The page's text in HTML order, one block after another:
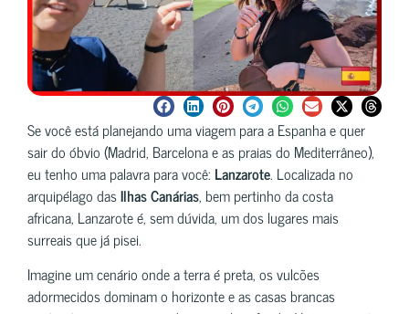
Se você está planejando uma viagem para a Espanha e quer
sair do óbvio (Madrid, Barcelona e as praias do Mediterrâneo),
eu tenho uma palavra para você: Lanzarote. Localizada no
arquipélago dasIlhas Canárias, bem pertinho da costa
africana, Lanzarote é, sem dúvida, um dos lugares mais
surreais que já pisei.
Imagine um cenário onde a terra é preta, os vulcões
adormecidos dominam o horizonte e as casas brancas